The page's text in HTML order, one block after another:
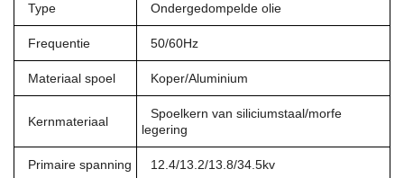
Type Ondergedompelde olie
Frequentie 50/60Hz
Materiaal spoel Koper/Aluminium
Kernmateriaal
Spoelkern van siliciumstaal/morfe
legering
Primaire spanning 12.4/13.2/13.8/34.5kv